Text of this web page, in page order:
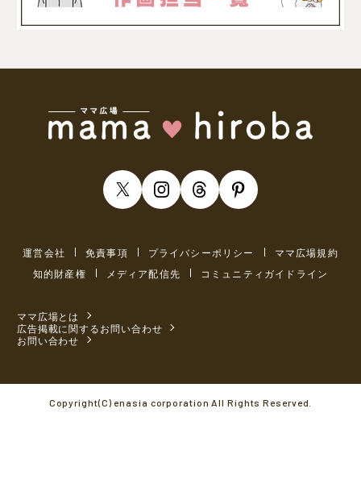
運営会社 免責事項 プライバシーポリシー
ママ広場規約
知的財産権
メディア配信先 コミュニティガイドライン
ママ広場とは
広告掲載に関するお問い合わせ
お問い合わせ
Copyright(C) enasia corporation All Rights Reserved.